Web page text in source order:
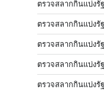
ตรวจสลากกินแบ่งรั
ตรวจสลากกินแบ่งรั
ตรวจสลากกินแบ่งรั
ตรวจสลากกินแบ่งรั
ตรวจสลากกินแบ่งรั